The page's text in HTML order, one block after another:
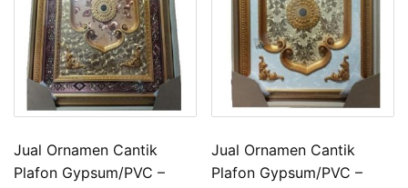
Jual Ornamen Cantik
Plafon Gypsum/PVC –
Jual Ornamen Cantik
Plafon Gypsum/PVC –